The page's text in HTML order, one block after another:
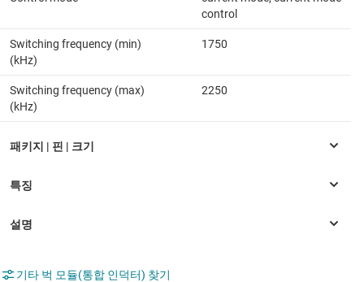
control
Switching frequency (min)
(kHz)
1750
Switching frequency (max)
(kHz)
2250
기타 벅 모듈(통합 인덕터) 찾기